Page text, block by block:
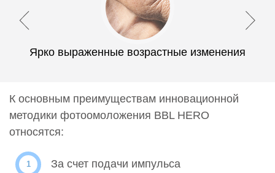
Ярко выраженные возрастные изменения
К основным преимуществам инновационной
методики фотоомоложения BBL HERO
относятся:
За счет подачи импульса